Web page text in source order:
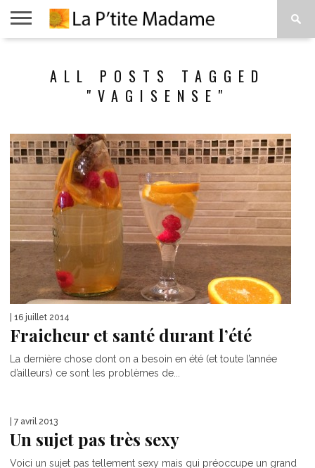
VIVRE
PROPOSALL POSTS TAGGED
"VAGISENSE"
| 16 juillet 2014
Fraicheur et santé durant l’été
La dernière chose dont on a besoin en été (et toute l’année
d’ailleurs) ce sont les problèmes de...
| 7 avril 2013
Un sujet pas très sexy
Voici un sujet pas tellement sexy mais qui préoccupe un grand